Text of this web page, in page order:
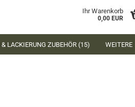
Ihr Warenkorb
0,00 EUR
LACKIERUNG ZUBEHÖR (15) WEITERE